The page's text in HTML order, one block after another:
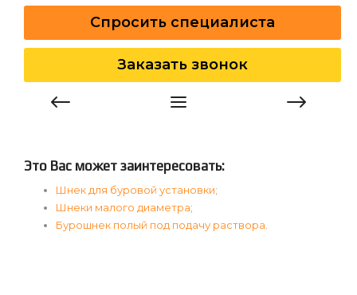
Спросить специалиста
Заказать звонок
Это Вас может заинтересовать:
Шнек для буровой установки;
Шнеки малого диаметра;
Бурошнек полый под подачу раствора